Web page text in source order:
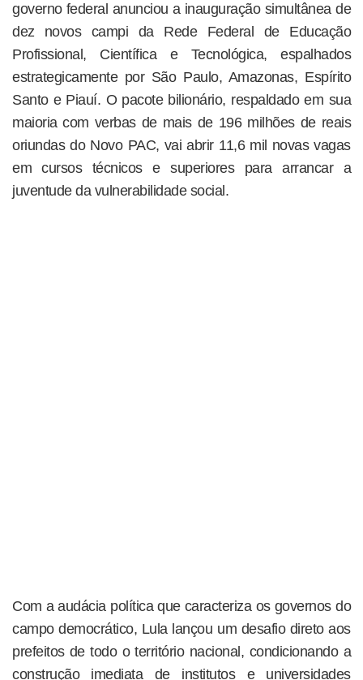
governo federal anunciou a inauguração simultânea de
dez novos campi da Rede Federal de Educação
Profissional, Científica e Tecnológica, espalhados
estrategicamente por São Paulo, Amazonas, Espírito
Santo e Piauí. O pacote bilionário, respaldado em sua
maioria com verbas de mais de 196 milhões de reais
oriundas do Novo PAC, vai abrir 11,6 mil novas vagas
em cursos técnicos e superiores para arrancar a
juventude da vulnerabilidade social.
Com a audácia política que caracteriza os governos do
campo democrático, Lula lançou um desafio direto aos
prefeitos de todo o território nacional, condicionando a
construção imediata de institutos e universidades